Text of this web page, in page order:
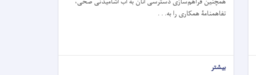
تفاهمنامۀ همکاری را به. . .
بیشتر